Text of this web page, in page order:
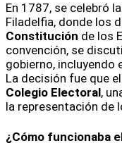
En 1787, se celebró la
Filadelfia, donde los
Constitución de los
convención, se
gobierno, incluyendo
La decisión fue que
Colegio Electoral,
la representación de
¿Cómo funcionaba